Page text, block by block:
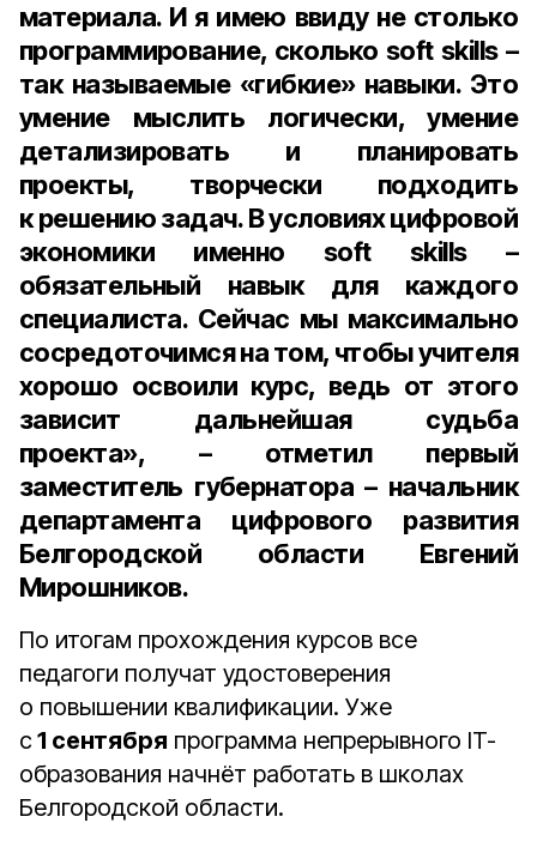
материала. И я имею ввиду не столько
программирование, сколько soft skills –
так называемые «гибкие» навыки. Это
умение мыслить логически, умение
детализировать и планировать
проекты, творчески подходить
к решению задач. В условиях цифровой
экономики именно soft skills –
обязательный навык для каждого
специалиста. Сейчас мы максимально
сосредоточимся на том, чтобы учителя
хорошо освоили курс, ведь от этого
зависит дальнейшая судьба
проекта», – отметил первый
заместитель губернатора – начальник
департамента цифрового развития
Белгородской области Евгений
Мирошников.
По итогам прохождения курсов все
педагоги получат удостоверения
о повышении квалификации. Уже
с 1 сентября программа непрерывного IT-
образования начнёт работать в школах
Белгородской области.